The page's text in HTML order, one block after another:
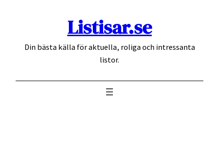
Listisar.se
Din bästa källa för aktuella, roliga och intressanta
listor.